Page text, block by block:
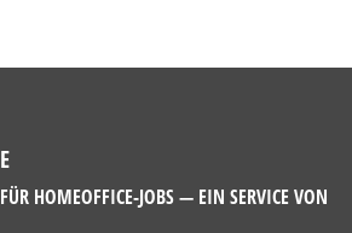
HOMEOFFICE-JOBS — EIN SERVICE VON